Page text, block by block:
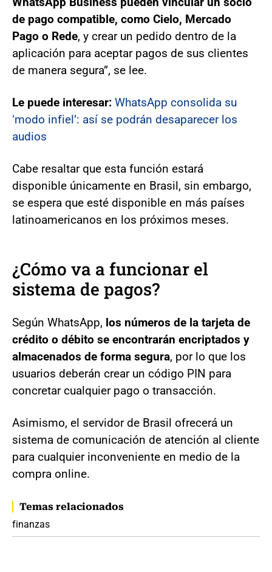
de pago compatible, como Cielo, Mercado
Pago o Rede, y crear un pedido dentro de la
aplicación para aceptar pagos de sus clientes
de manera segura”, se lee.
Le puede interesar: WhatsApp consolida su
‘modo infiel’: así se podrán desaparecer los
audios
Cabe resaltar que esta función estará
disponible únicamente en Brasil, sin embargo,
se espera que esté disponible en más países
latinoamericanos en los próximos meses.
¿Cómo va a funcionar el
sistema de pagos?
Según WhatsApp, los números de la tarjeta de
crédito o débito se encontrarán encriptados y
almacenados de forma segura, por lo que los
usuarios deberán crear un código PIN para
concretar cualquier pago o transacción.
Asimismo, el servidor de Brasil ofrecerá un
sistema de comunicación de atención al cliente
para cualquier inconveniente en medio de la
compra online.
Temas relacionados
finanzas